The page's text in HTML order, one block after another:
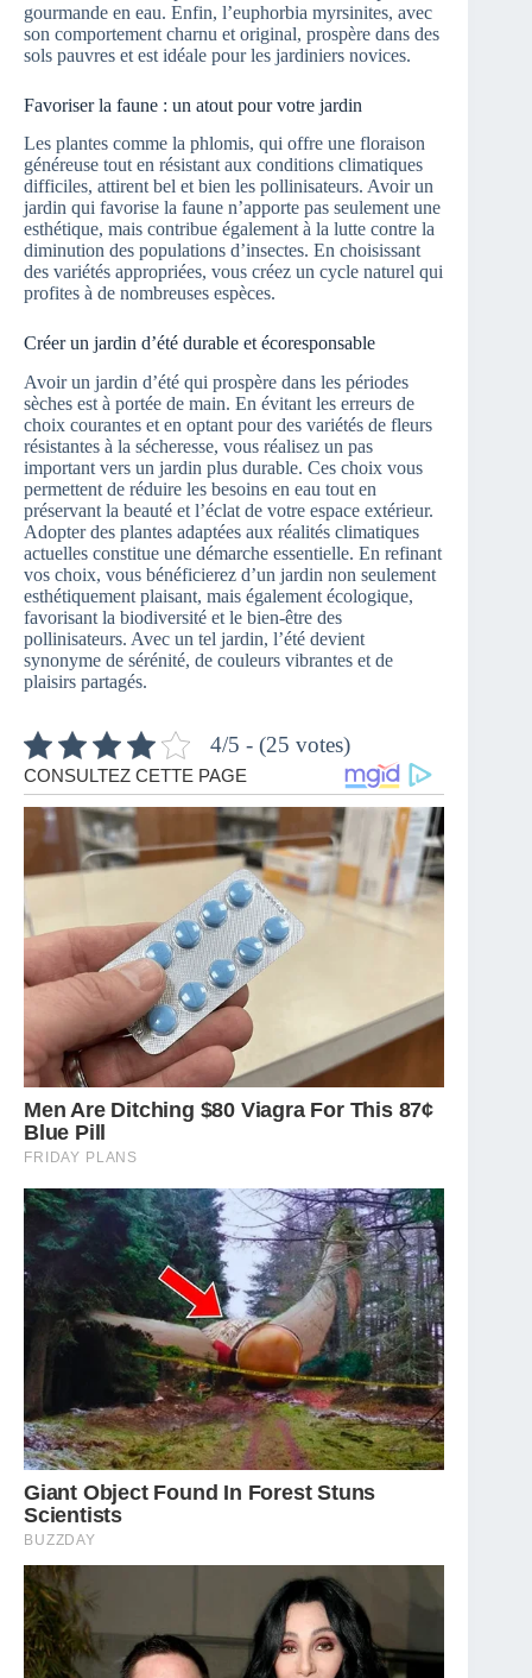
gourmande en eau. Enfin, l’euphorbia myrsinites, avec
son comportement charnu et original, prospère dans des
sols pauvres et est idéale pour les jardiniers novices.
Favoriser la faune : un atout pour votre jardin
Les plantes comme la phlomis, qui offre une floraison
généreuse tout en résistant aux conditions climatiques
difficiles, attirent bel et bien les pollinisateurs. Avoir un
jardin qui favorise la faune n’apporte pas seulement une
esthétique, mais contribue également à la lutte contre la
diminution des populations d’insectes. En choisissant
des variétés appropriées, vous créez un cycle naturel qui
profites à de nombreuses espèces.
Créer un jardin d’été durable et écoresponsable
Avoir un jardin d’été qui prospère dans les périodes
sèches est à portée de main. En évitant les erreurs de
choix courantes et en optant pour des variétés de fleurs
résistantes à la sécheresse, vous réalisez un pas
important vers un jardin plus durable. Ces choix vous
permettent de réduire les besoins en eau tout en
préservant la beauté et l’éclat de votre espace extérieur.
Adopter des plantes adaptées aux réalités climatiques
actuelles constitue une démarche essentielle. En refinant
vos choix, vous bénéficierez d’un jardin non seulement
esthétiquement plaisant, mais également écologique,
favorisant la biodiversité et le bien-être des
pollinisateurs. Avec un tel jardin, l’été devient
synonyme de sérénité, de couleurs vibrantes et de
plaisirs partagés.
4/5 - (25 votes)